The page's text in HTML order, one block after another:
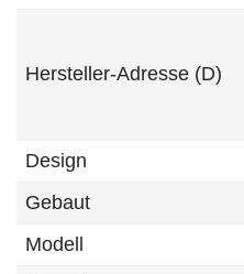
Hersteller-Adresse (D)
Design
Gebaut
Modell